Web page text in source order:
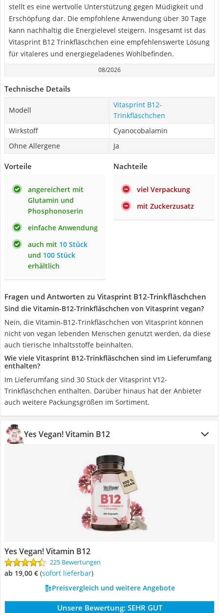
stellt es eine wertvolle Unterstützung gegen Müdigkeit und
Erschöpfung dar. Die empfohlene Anwendung über 30 Tage
kann nachhaltig die Energielevel steigern. Insgesamt ist das
Vitasprint B12 Trinkfläschchen eine empfehlenswerte Lösung
für vitaleres und energiegeladenes Wohlbefinden.
08/2026
Technische Details
Modell
Vitasprint B12-
Trinkfläschchen
Wirkstoff
Cyanocobalamin
Ohne Allergene
Ja
Vorteile
angereichert mit
Glutamin und
Phosphonoserin
einfache Anwendung
auch mit 10 Stück
und 100 Stück
erhältlich
Nachteile
viel Verpackung
mit Zuckerzusatz
Fragen und Antworten zu Vitasprint B12-Trinkfläschchen
Sind die Vitamin-B12-Trinkfläschchen von Vitasprint vegan?
Nein, die Vitamin-B12-Trinkfläschchen von Vitasprint können
nicht von vegan lebenden Menschen genutzt werden, da diese
auch tierische Inhaltsstoffe beinhalten.
Wie viele Vitasprint B12-Trinkfläschchen sind im Lieferumfang
enthalten?
Im Lieferumfang sind 30 Stück der Vitasprint V12-
Trinkfläschchen enthalten. Darüber hinaus hat der Anbieter
auch weitere Packungsgrößen im Sortiment.
Yes Vegan! Vitamin B12
Yes Vegan! Vitamin B12
225 Bewertungen
ab 19,00 € ( Sofort lieferbar)
Preisvergleich und weitere Angebote
Unsere Bewertung: SEHR GUT